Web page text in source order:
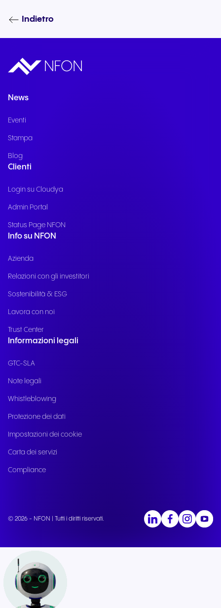
Indietro
News
Eventi
Stampa
Blog
Clienti
Login su Cloudya
Admin Portal
Status Page NFON
Info su NFON
Azienda
Relazioni con gli investitori
Sostenibilità & ESG
Lavora con noi
Trust Center
Informazioni legali
GTC-SLA
Note legali
Whistleblowing
Protezione dei dati
Impostazioni dei cookie
Carta dei servizi
Compliance
© 2026 - NFON | Tutti i diritti riservati.